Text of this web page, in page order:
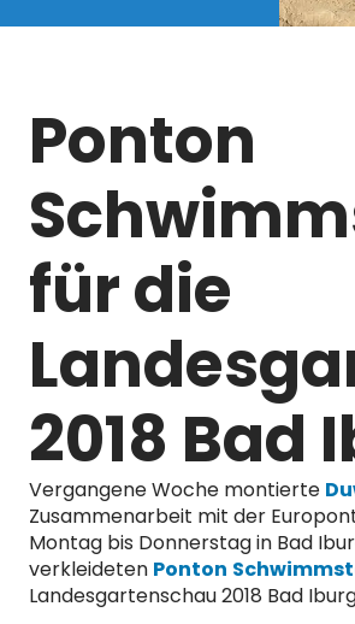
Ponton
für die
2018 Bad
Vergangene Woche montierte
Zusammenarbeit mit der
Montag bis Donnerstag in Bad
verkleideten Ponton
Landesgartenschau 2018 Bad